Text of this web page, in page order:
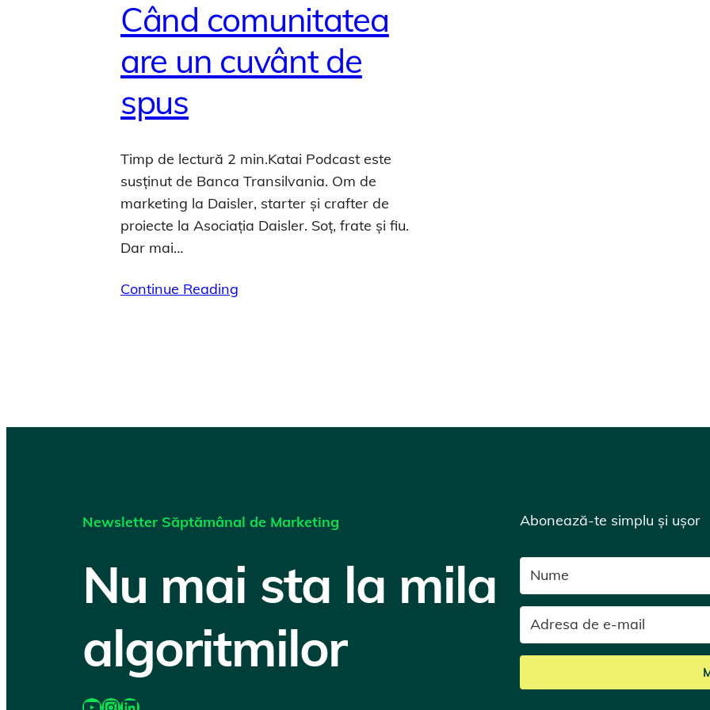
Când comunitatea
are un cuvânt de
spus
Timp de lectură 2 min.Katai Podcast este
susținut de Banca Transilvania. Om de
marketing la Daisler, starter și crafter de
proiecte la Asociația Daisler. Soț, frate și fiu.
Dar mai…
Continue Reading
Newsletter Săptămânal de Marketing
Nu mai sta la mila
algoritmilor
Abonează-te simplu și ușor